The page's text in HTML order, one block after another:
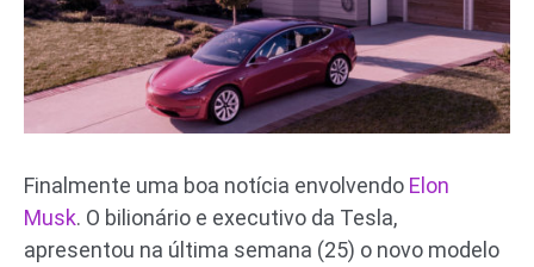
Finalmente uma boa notícia envolvendo Elon
Musk. O bilionário e executivo da Tesla,
apresentou na última semana (25) o novo modelo